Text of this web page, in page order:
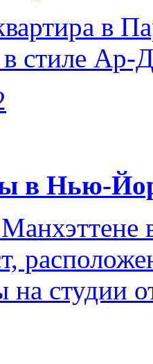
в
в стиле
в Нью-
на студии